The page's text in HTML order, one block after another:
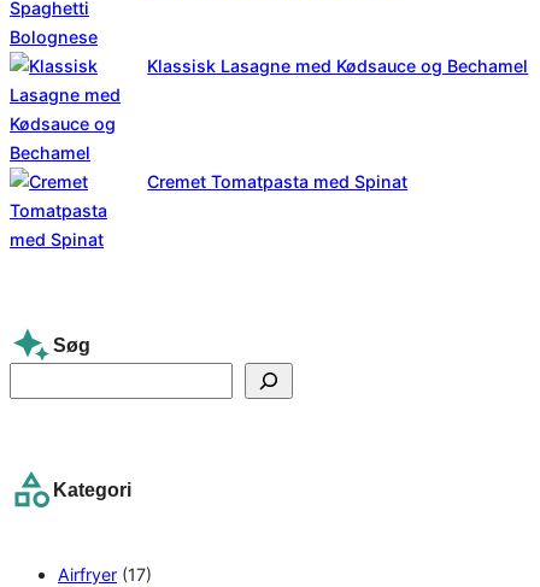
Klassisk Lasagne med Kødsauce og Bechamel
Cremet Tomatpasta med Spinat
Søg
e
c
Kategori
Airfryer (17)